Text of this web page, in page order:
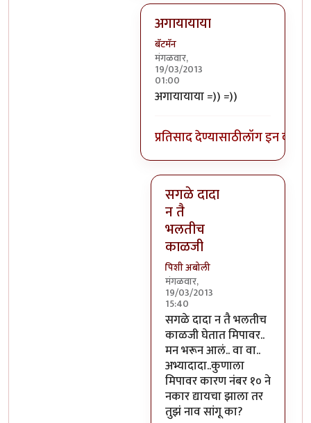
अगायायाया
बॅटमॅन
मंगळवार,
19/03/2013
01:00
In reply toपूजाचे सजेशन ?
अगायायाया =)) =))
प्रतिसाद देण्यासाठीलॉग इन करा
सगळे दादा
न तै
भलतीच
काळजी
पिशी अबोली
मंगळवार,
19/03/2013
15:40
In reply toपूजाचे सजेशन ?
सगळे दादा न तै भलतीच
काळजी घेतात मिपावर..
मन भरून आलं.. वा वा..
अभ्यादादा..कुणाला
मिपावर कारण नंबर १० ने
नकार द्यायचा झाला तर
तुझं नाव सांगू का?